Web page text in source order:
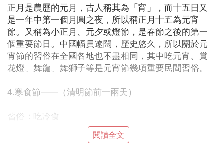
正月是農歷的元月，古人稱其為「宵」，而十五日又
是一年中第一個月圓之夜，所以稱正月十五為元宵
節。又稱為小正月、元夕或燈節，是春節之後的第一
個重要節日。中國幅員遼闊，歷史悠久，所以關於元
宵節的習俗在全國各地也不盡相同，其中吃元宵、賞
花燈、舞龍、舞獅子等是元宵節幾項重要民間習俗。
4.寒食節——（清明節前一兩天）
習俗：吃冷食
禁煙火，只吃冷食。並在後世的發展中逐漸增加了祭
閱讀全文